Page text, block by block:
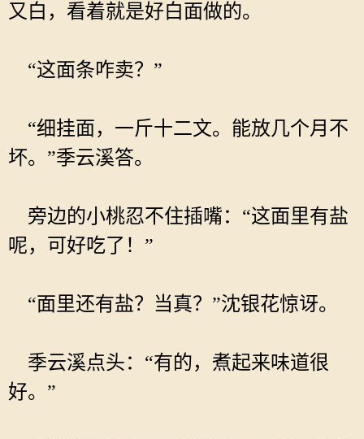
又白，看着就是好白面做的。
“这面条咋卖？”
“细挂面，一斤十二文。能放几个月不
坏。”季云溪答。
旁边的小桃忍不住插嘴：“这面里有盐
呢，可好吃了！”
“面里还有盐？当真？”沈银花惊讶。
季云溪点头：“有的，煮起来味道很
好。”